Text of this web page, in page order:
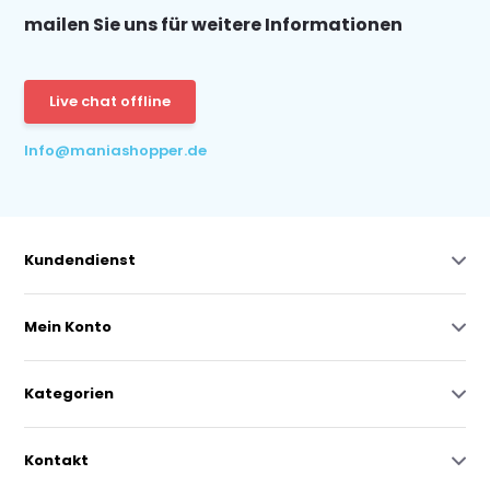
mailen Sie uns für weitere Informationen
Live chat offline
Info@maniashopper.de
Kundendienst
Mein Konto
Kategorien
Kontakt